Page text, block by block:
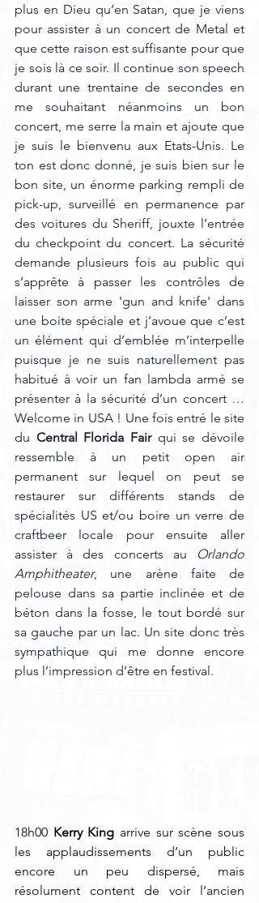
plus en Dieu qu’en Satan, que je viens
pour assister à un concert de Metal et
que cette raison est suffisante pour que
je sois là ce soir. Il continue son speech
durant une trentaine de secondes en
me souhaitant néanmoins un bon
concert, me serre la main et ajoute que
je suis le bienvenu aux Etats-Unis. Le
ton est donc donné, je suis bien sur le
bon site, un énorme parking rempli de
pick-up, surveillé en permanence par
des voitures du Sheriff, jouxte l’entrée
du checkpoint du concert. La sécurité
demande plusieurs fois au public qui
s’apprête à passer les contrôles de
laisser son arme 'gun and knife' dans
une boite spéciale et j’avoue que c’est
un élément qui d’emblée m’interpelle
puisque je ne suis naturellement pas
habitué à voir un fan lambda armé se
présenter à la sécurité d’un concert …
Welcome in USA ! Une fois entré le site
du Central Florida Fair qui se dévoile
ressemble à un petit open air
permanent sur lequel on peut se
restaurer sur différents stands de
spécialités US et/ou boire un verre de
craftbeer locale pour ensuite aller
assister à des concerts au
Orlando
Amphitheater, une arène faite de
pelouse dans sa partie inclinée et de
béton dans la fosse, le tout bordé sur
sa gauche par un lac. Un site donc très
sympathique qui me donne encore
plus l’impression d’être en festival.
18h00 Kerry King arrive sur scène sous
les applaudissements d’un public
encore un peu dispersé, mais
résolument content de voir l’ancien